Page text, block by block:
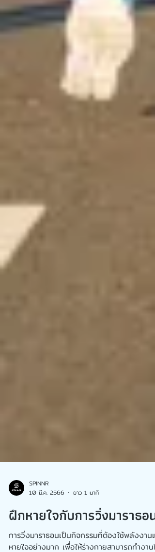
SPINNR
10 มี.ค. 2566
ยาว 1 นาที
ฝึกหายใจกับการวิ่งมาราธอน